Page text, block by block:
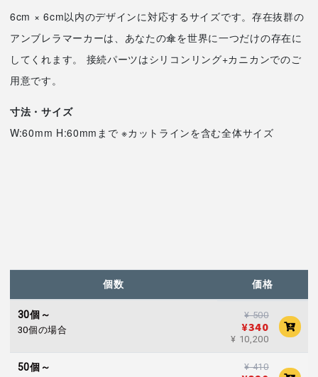
6cm × 6cm以内のデザインに対応するサイズです。存在抜群の
アンブレラマーカーは、あなたの傘を世界に一つだけの存在に
してくれます。 接続パーツはシリコンリング+カニカンでのご
用意です。
寸法・サイズ
W:60mm H:60mmまで ※カットラインを含む全体サイズ
個数 価格
30個～
30個の場合
¥ 500
¥340
¥ 10,200
50個～ ¥ 410